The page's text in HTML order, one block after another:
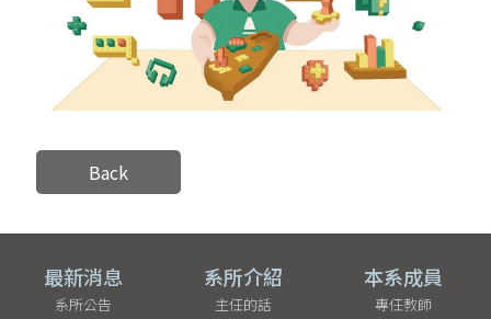
Back
最新消息
系所公告
系所介紹
主任的話
本系成員
專任教師